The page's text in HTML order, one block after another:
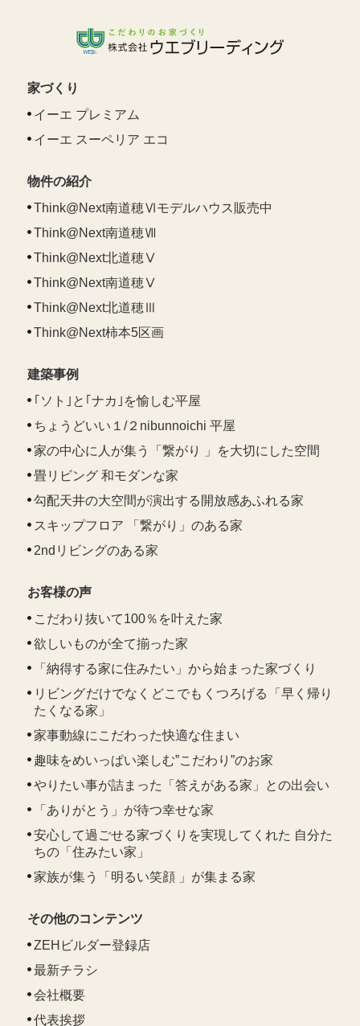
家づくり
イーエ プレミアム
イーエ スーペリア エコ
物件の紹介
Think@Next南道穂Ⅵモデルハウス販売中
Think@Next南道穂Ⅶ
Think@Next北道穂Ⅴ
Think@Next南道穂Ⅴ
Think@Next北道穂Ⅲ
Think@Next柿本5区画
建築事例
｢ソト｣と｢ナカ｣を愉しむ平屋
ちょうどいい１/２nibunnoichi 平屋
家の中心に人が集う「繋がり 」を大切にした空間
畳リビング 和モダンな家
勾配天井の大空間が演出する開放感あふれる家
スキップフロア 「繋がり」のある家
2ndリビングのある家
お客様の声
こだわり抜いて100％を叶えた家
欲しいものが全て揃った家
「納得する家に住みたい」から始まった家づくり
リビングだけでなくどこでもくつろげる「早く帰り
たくなる家」
家事動線にこだわった快適な住まい
趣味をめいっぱい楽しむ”こだわり”のお家
やりたい事が詰まった「答えがある家」との出会い
「ありがとう」が待つ幸せな家
安心して過ごせる家づくりを実現してくれた 自分た
ちの「住みたい家」
家族が集う「明るい笑顔 」が集まる家
その他のコンテンツ
ZEHビルダー登録店
最新チラシ
会社概要
代表挨拶